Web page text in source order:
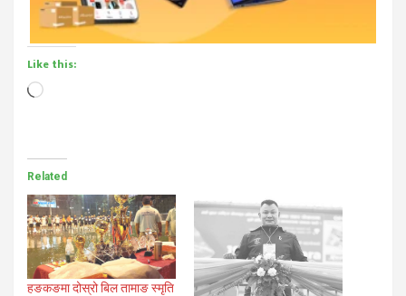
Like this:
Loading…
Related
हङकङमा दोस्रो बिल तामाङ स्मृति